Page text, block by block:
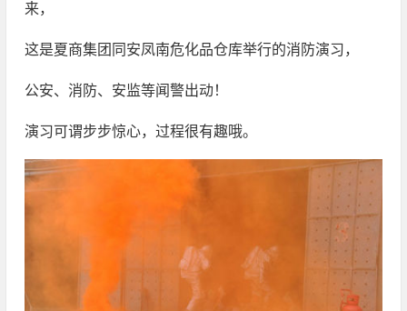
来，
这是夏商集团同安凤南危化品仓库举行的消防演习，
公安、消防、安监等闻警出动！
演习可谓步步惊心，过程很有趣哦。